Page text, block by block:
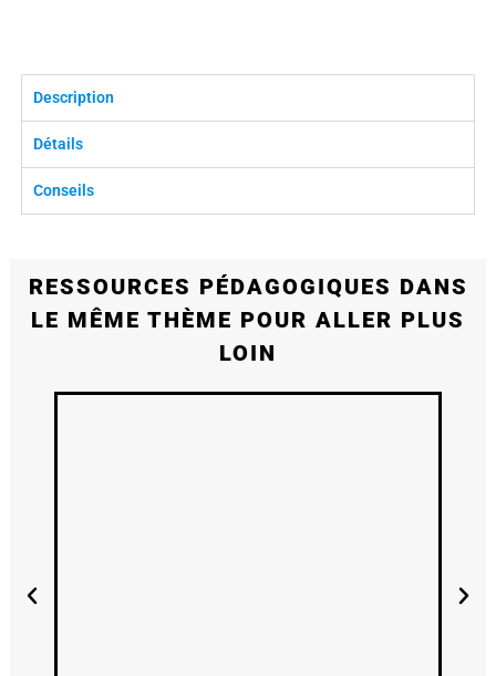
Description
Détails
Conseils
RESSOURCES PÉDAGOGIQUES DANS
LE MÊME THÈME POUR ALLER PLUS
LOIN